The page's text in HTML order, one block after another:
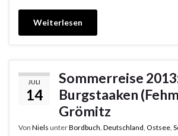
Weiterlesen
JULI
14
Sommerreise
Burgstaaken
Grömitz
Von Niels unterBordbuch Deutschland Ostsee